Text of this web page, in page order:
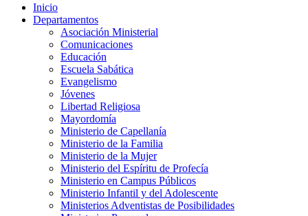
Inicio
Departamentos
Asociación Ministerial
Comunicaciones
Educación
Escuela Sabática
Evangelismo
Jóvenes
Libertad Religiosa
Mayordomía
Ministerio de Capellanía
Ministerio de la Familia
Ministerio de la Mujer
Ministerio del Espíritu de Profecía
Ministerio en Campus Públicos
Ministerio Infantil y del Adolescente
Ministerios Adventistas de Posibilidades